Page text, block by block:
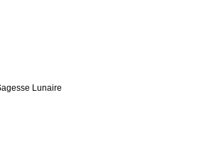
Lunaire